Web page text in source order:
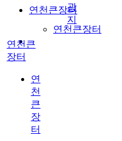
연천큰장터
연천큰장터
광
지
연천큰
장터
연
천
큰
장
터